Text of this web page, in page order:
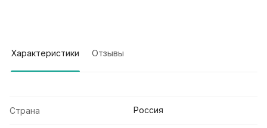
Характеристики Отзывы
Страна Россия